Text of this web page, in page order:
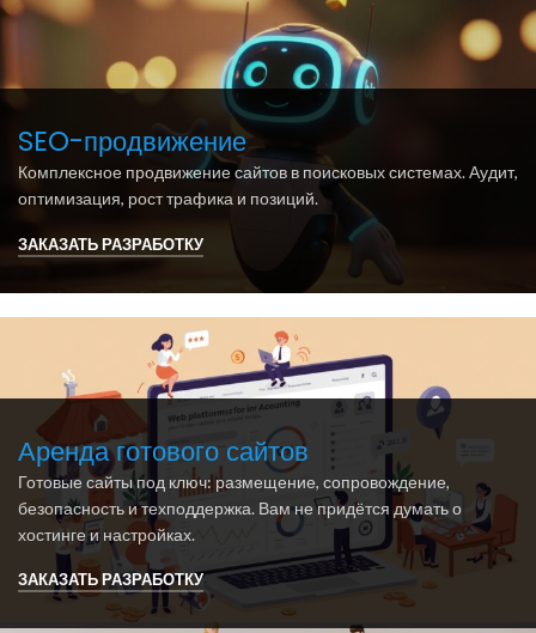
SEO-продвижение
Комплексное продвижение сайтов в поисковых системах. Аудит,
оптимизация, рост трафика и позиций.
ЗАКАЗАТЬ РАЗРАБОТКУ
Аренда готового сайтов
Готовые сайты под ключ: размещение, сопровождение,
безопасность и техподдержка. Вам не придётся думать о
хостинге и настройках.
ЗАКАЗАТЬ РАЗРАБОТКУ